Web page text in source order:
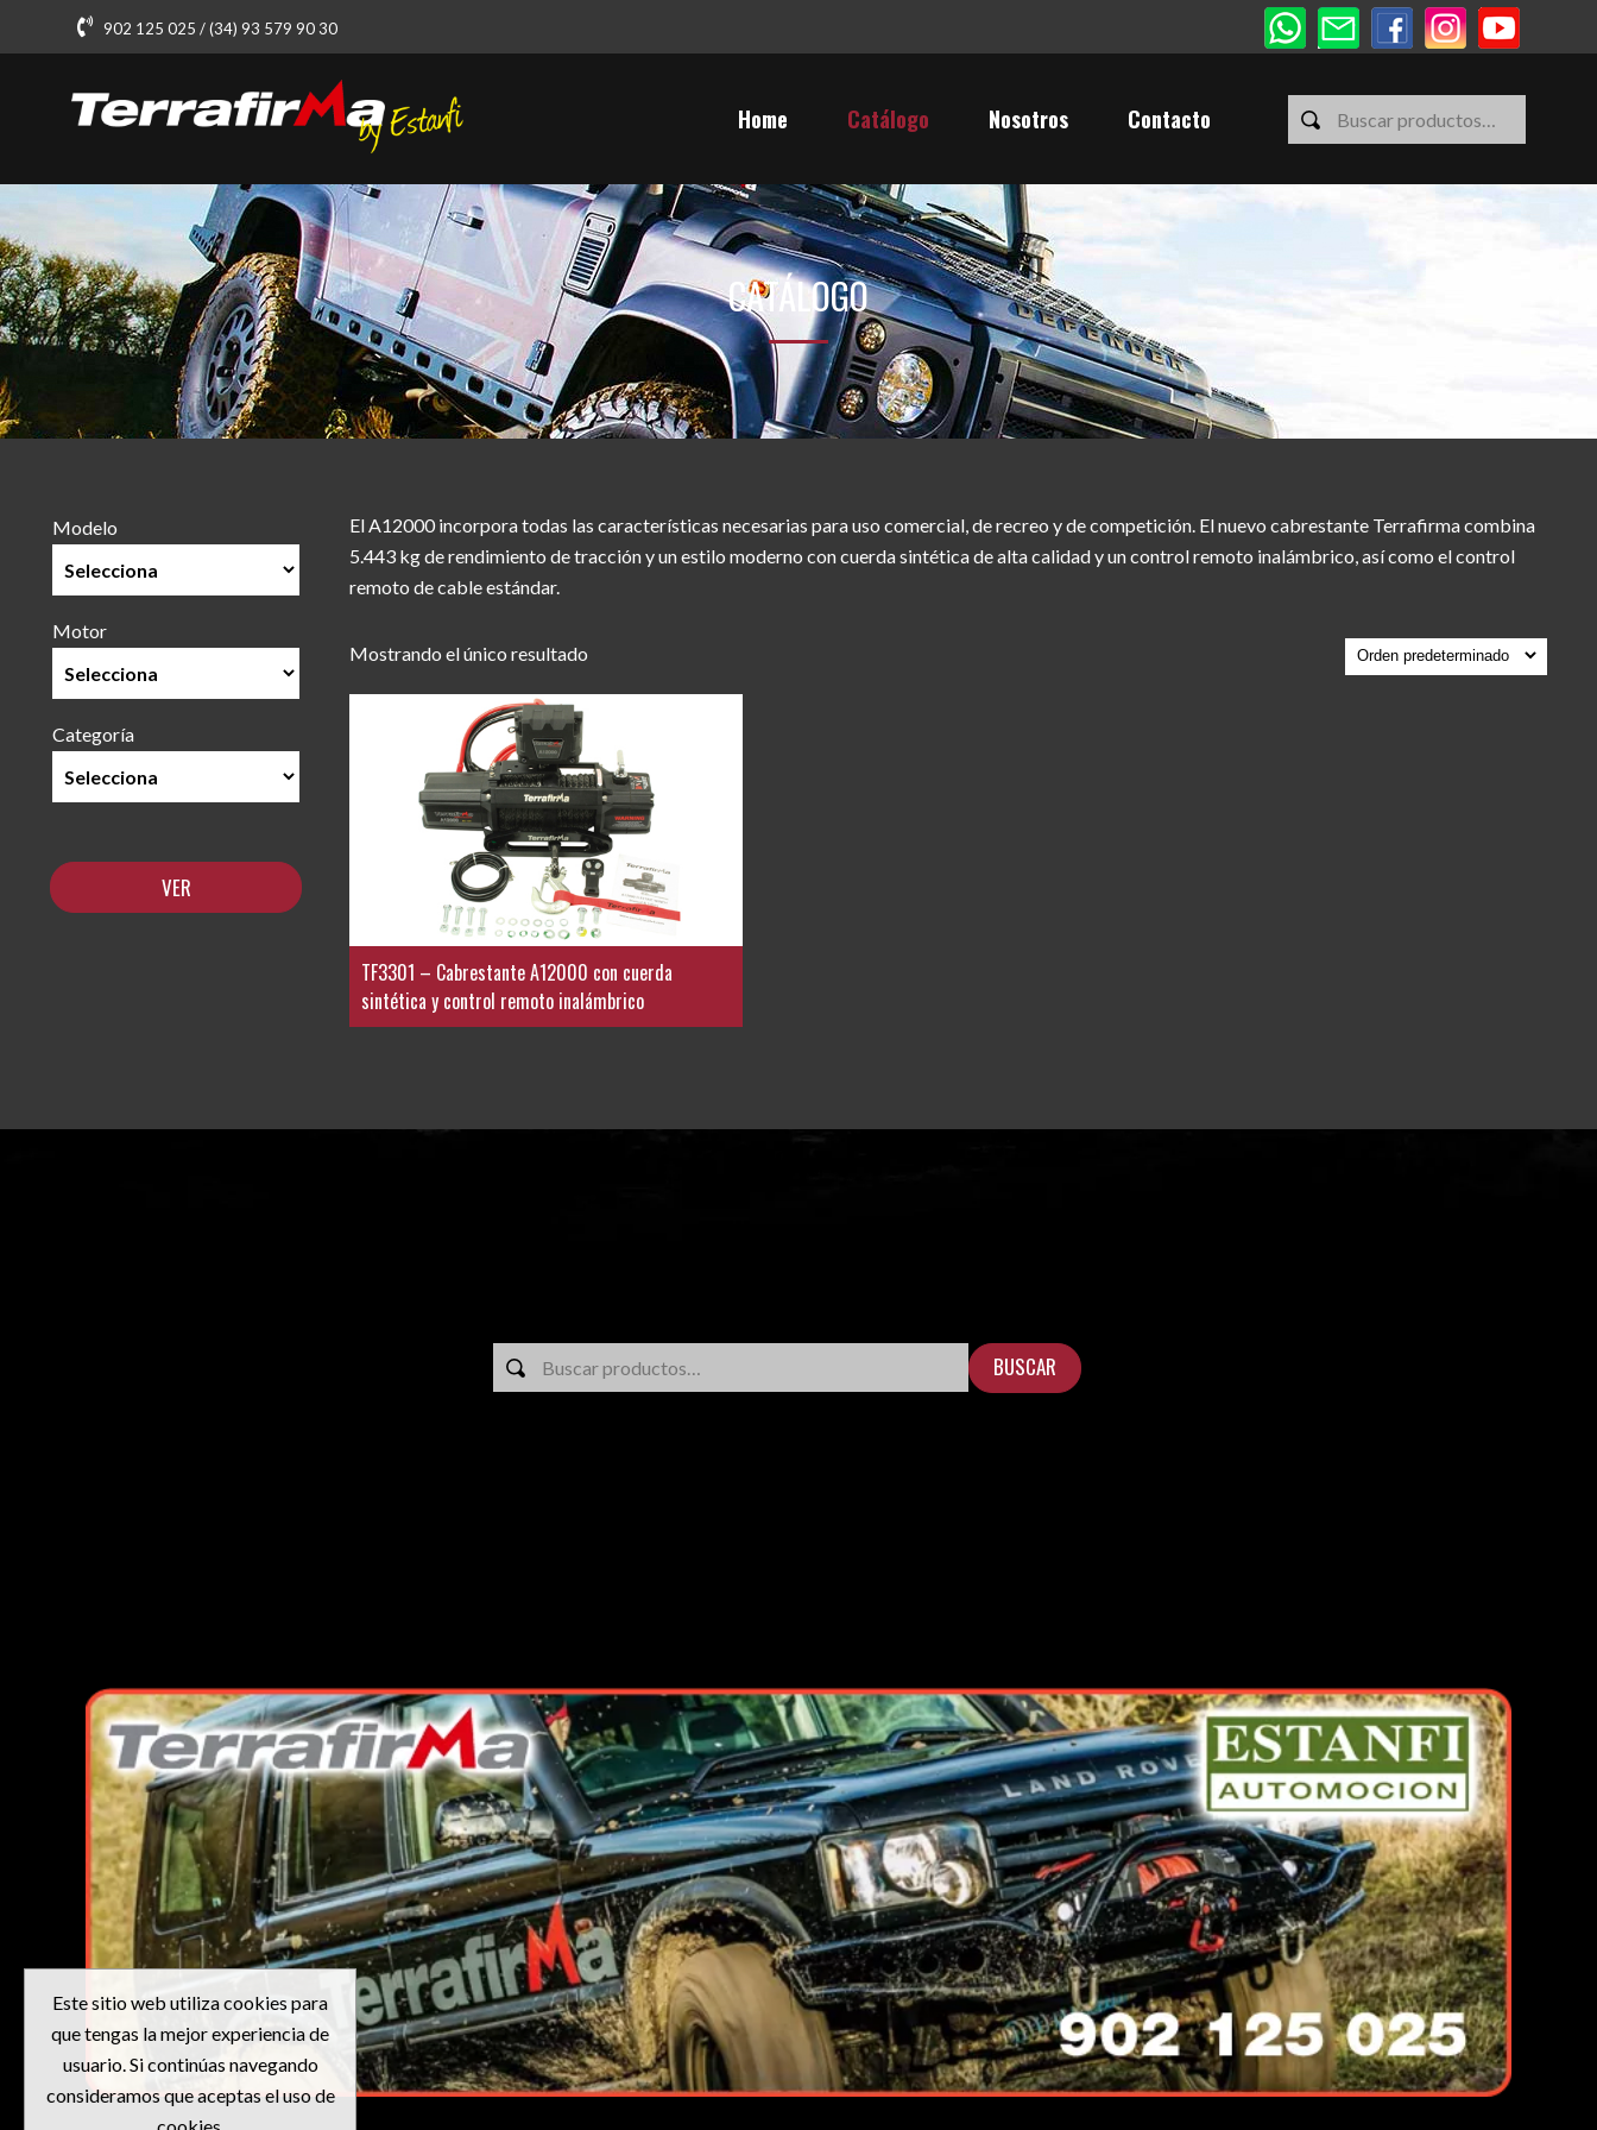
902 125 025 / (34) 93 579 90 30
Home Catálogo Nosotros Contacto
CATÁLOGO
Modelo
Motor
Categoría
El A12000 incorpora todas las características necesarias para uso comercial, de recreo y de competición. El nuevo cabrestante Terrafirma combina
5.443 kg de rendimiento de tracción y un estilo moderno con cuerda sintética de alta calidad y un control remoto inalámbrico, así como el control
remoto de cable estándar.
Mostrando el único resultado
TF3301 – Cabrestante A12000 con cuerda
sintética y control remoto inalámbrico
BUSCAR
Este sitio web utiliza cookies para
que tengas la mejor experiencia de
usuario. Si continúas navegando
consideramos que aceptas el uso de